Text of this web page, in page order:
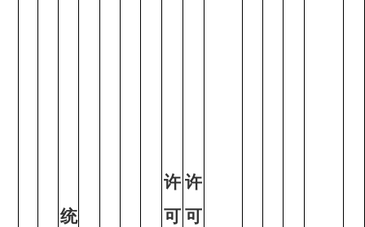
统
许
可
许
可